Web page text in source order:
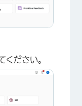
ください。